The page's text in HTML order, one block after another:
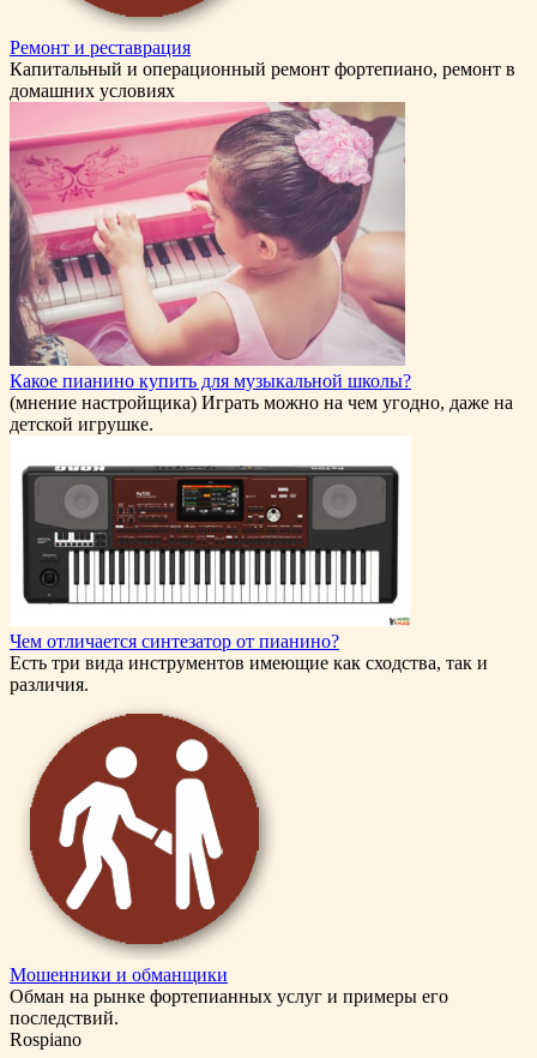
Ремонт и реставрация
Капитальный и операционный ремонт фортепиано, ремонт в
домашних условиях
Какое пианино купить для музыкальной школы?
(мнение настройщика) Играть можно на чем угодно, даже на
детской игрушке.
Чем отличается синтезатор от пианино?
Есть три вида инструментов имеющие как сходства, так и
различия.
Мошенники и обманщики
Обман на рынке фортепианных услуг и примеры его
последствий.
Rospiano